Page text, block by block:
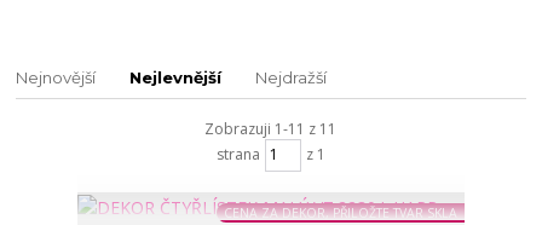
Nejnovější Nejlevnější Nejdražší
Zobrazuji 1-11 z 11
strana
z 1
CENA ZA DEKOR, PŘILOŽTE TVAR SKLA